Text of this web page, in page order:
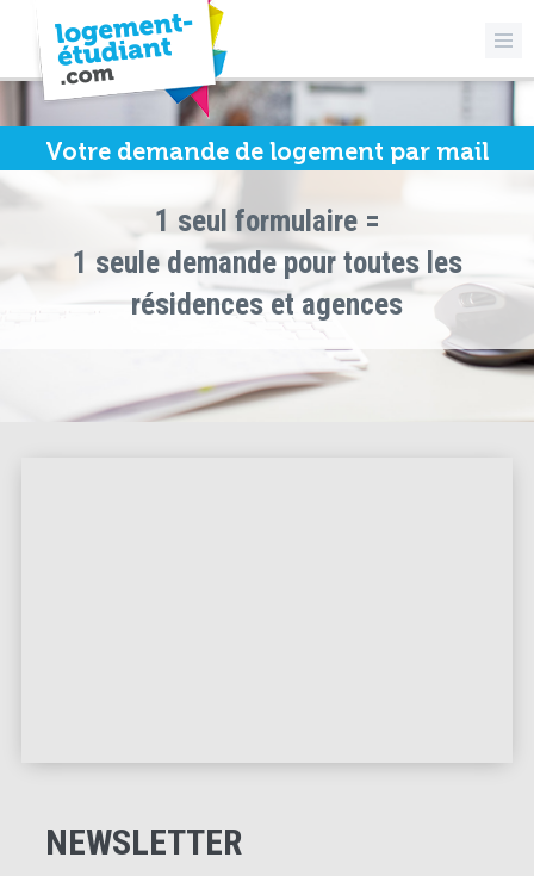
Votre demande de logement par mail
1 seul formulaire =
1 seule demande pour toutes les
résidences et agences
NEWSLETTER